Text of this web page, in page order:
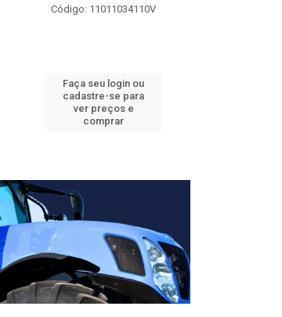
Código: 11011034110V
Faça seu login ou
cadastre-se para
ver preços e
comprar